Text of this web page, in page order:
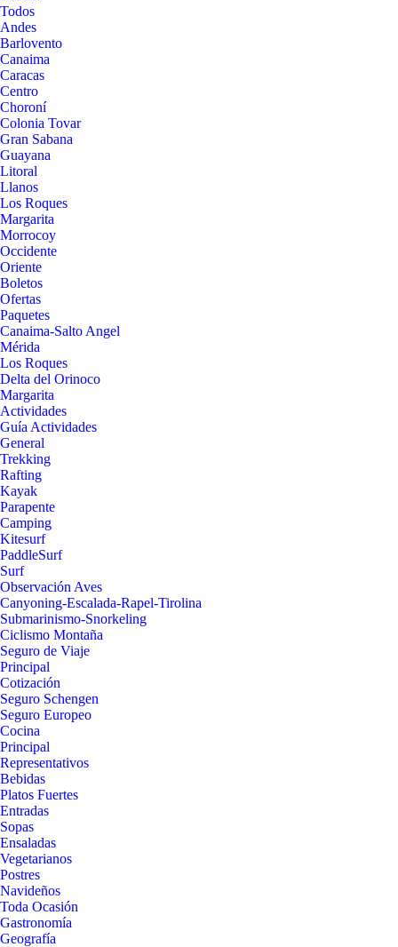
Todos
Andes
Barlovento
Canaima
Caracas
Centro
Choroní
Colonia Tovar
Gran Sabana
Guayana
Litoral
Llanos
Los Roques
Margarita
Morrocoy
Occidente
Oriente
Boletos
Ofertas
Paquetes
Canaima-Salto Angel
Mérida
Los Roques
Delta del Orinoco
Margarita
Actividades
Guía Actividades
General
Trekking
Rafting
Kayak
Parapente
Camping
Kitesurf
PaddleSurf
Surf
Observación Aves
Canyoning-Escalada-Rapel-Tirolina
Submarinismo-Snorkeling
Ciclismo Montaña
Seguro de Viaje
Principal
Cotización
Seguro Schengen
Seguro Europeo
Cocina
Principal
Representativos
Bebidas
Platos Fuertes
Entradas
Sopas
Ensaladas
Vegetarianos
Postres
Navideños
Toda Ocasión
Gastronomía
Geografía